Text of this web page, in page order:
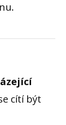
cítí být